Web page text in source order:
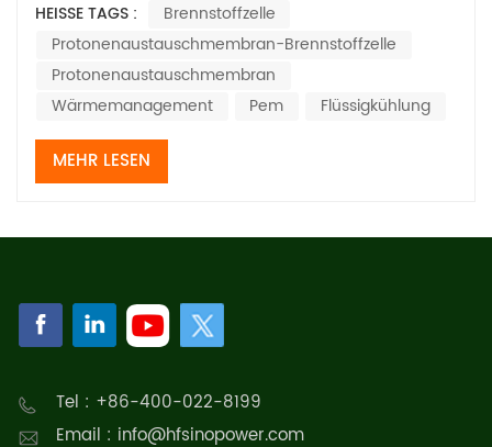
Anwendung verspricht. In praktischen Anwendungen
werden 40% bis 60% der chemischen Energie aus dem
Brennstoff in elektrische Energie umgewandelt,...
HEISSE TAGS :
Brennstoffzelle
Protonenaustauschmembran-Brennstoffzelle
Protonenaustauschmembran
Wärmemanagement
Pem Flüssigkühlung
MEHR LESEN
Tel : +86-400-022-8199
Email : info@hfsinopower.com